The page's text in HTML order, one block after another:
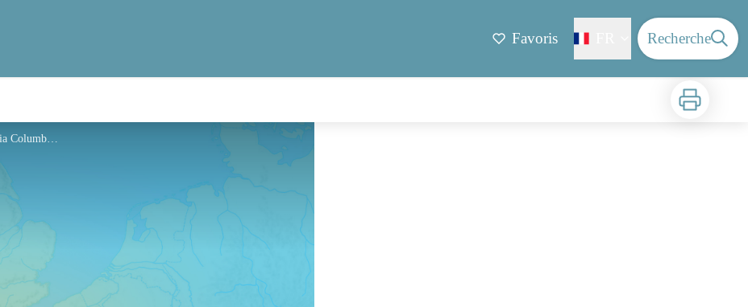
Favoris Recherche
Imprimer
Hébergement - Via Columbani